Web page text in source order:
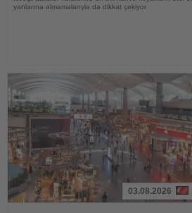
yanlarına almamalarıyla da dikkat çekiyor
03.08.2026